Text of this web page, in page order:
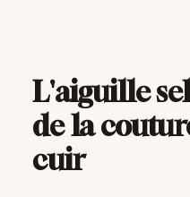
L'aiguille
de la
cuir